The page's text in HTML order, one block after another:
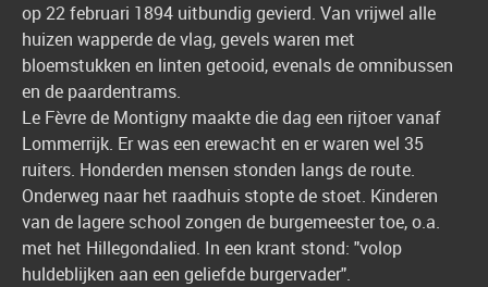
op 22 februari 1894 uitbundig gevierd. Van vrijwel alle
huizen wapperde de vlag, gevels waren met
bloemstukken en linten getooid, evenals de omnibussen
en de paardentrams.
Le Fèvre de Montigny maakte die dag een rijtoer vanaf
Lommerrijk. Er was een erewacht en er waren wel 35
ruiters. Honderden mensen stonden langs de route.
Onderweg naar het raadhuis stopte de stoet. Kinderen
van de lagere school zongen de burgemeester toe, o.a.
met het Hillegondalied. In een krant stond: "volop
huldeblijken aan een geliefde burgervader".